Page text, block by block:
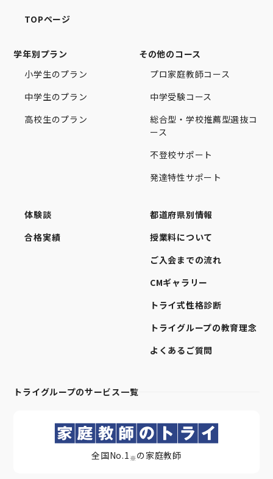
TOPページ
学年別プラン
小学生のプラン
中学生のプラン
高校生のプラン
その他のコース
プロ家庭教師コース
中学受験コース
総合型・学校推薦型選抜コ
ース
不登校サポート
発達特性サポート
体験談
合格実績
都道府県別情報
授業料について
ご入会までの流れ
CMギャラリー
トライ式性格診断
トライグループの教育理念
よくあるご質問
トライグループのサービス一覧
全国No.1 ※ の家庭教師